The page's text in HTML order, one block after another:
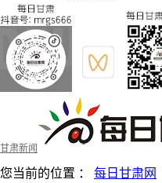
甘肃新闻
您当前的位置 ： 每日甘肃网